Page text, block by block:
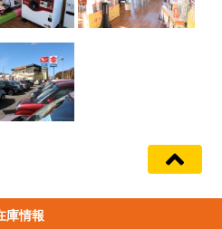
庫情報